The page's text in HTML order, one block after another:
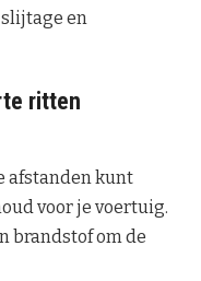
en
ritten
afstanden kunt
voor je voertuig.
brandstof om de